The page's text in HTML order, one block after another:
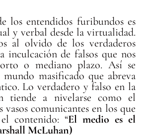
los entendidos furibundos es
y verbal desde la virtualidad.
al olvido de los verdaderos
inculcación de falsos que nos
o mediano plazo. Así se
masificado que abreva
Lo verdadero y falso en la
tiende a nivelarse como el
comunicantes en los que
contenido: “El medio es el
McLuhan)